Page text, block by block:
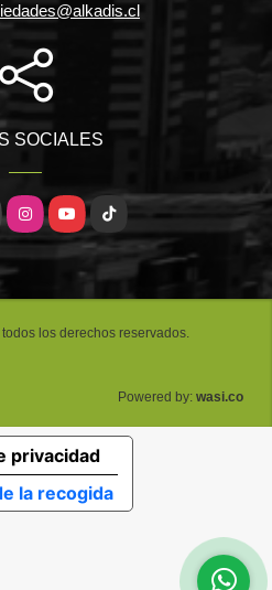
SOCIALES
InstagramYouTubeTikTok
todos los derechos reservados.
Powered by: wasi.co
la recogida
privacidad